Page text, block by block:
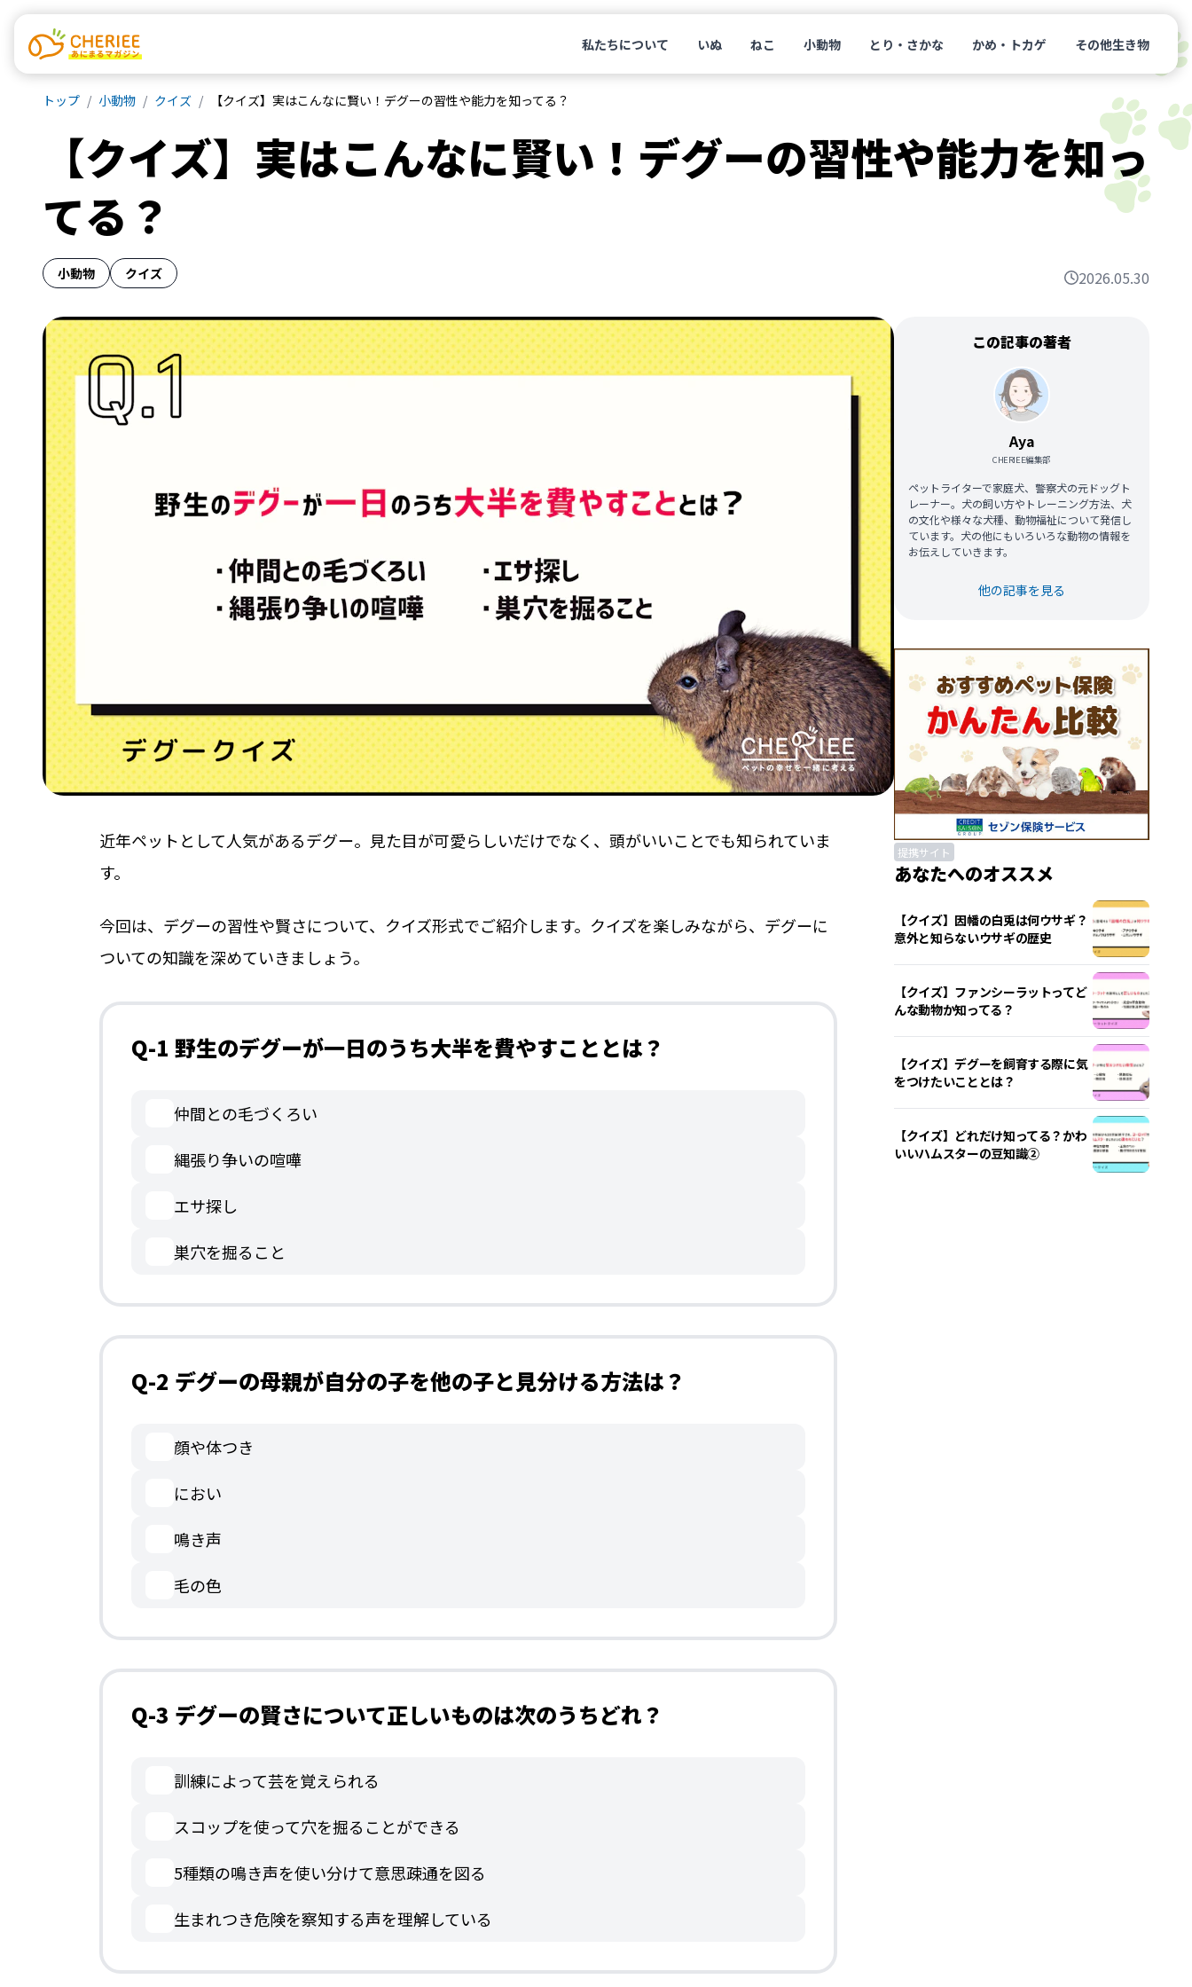
私たちについて いぬ ねこ 小動物 とり・さかな かめ・トカゲ その他生き物
トップ 小動物 クイズ 【クイズ】実はこんなに賢い！デグーの習性や能力を知ってる？
【クイズ】実はこんなに賢い！デグーの習性や能力を知っ
てる？
小動物 クイズ 2026.05.30
近年ペットとして人気があるデグー。見た目が可愛らしいだけでなく、頭がいいことでも知られていま
す。
今回は、デグーの習性や賢さについて、クイズ形式でご紹介します。クイズを楽しみながら、デグーに
ついての知識を深めていきましょう。
Q-1 野生のデグーが一日のうち大半を費やすこととは？
仲間との毛づくろい
縄張り争いの喧嘩
エサ探し
巣穴を掘ること
Q-2 デグーの母親が自分の子を他の子と見分ける方法は？
顔や体つき
におい
鳴き声
毛の色
Q-3 デグーの賢さについて正しいものは次のうちどれ？
訓練によって芸を覚えられる
スコップを使って穴を掘ることができる
5種類の鳴き声を使い分けて意思疎通を図る
生まれつき危険を察知する声を理解している
この記事の著者
Aya
CHERIEE編集部
ペットライターで家庭犬、警察犬の元ドッグト
レーナー。犬の飼い方やトレーニング方法、犬
の文化や様々な犬種、動物福祉について発信し
ています。犬の他にもいろいろな動物の情報を
お伝えしていきます。
他の記事を見る
提携サイト
あなたへのオススメ
【クイズ】因幡の白兎は何ウサギ？
意外と知らないウサギの歴史
【クイズ】ファンシーラットってど
んな動物か知ってる？
【クイズ】デグーを飼育する際に気
をつけたいこととは？
【クイズ】どれだけ知ってる？かわ
いいハムスターの豆知識②